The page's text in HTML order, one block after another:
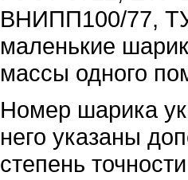
ВНИПП100/77,
маленькие
массы одного
Номер шарика
него указаны
степень